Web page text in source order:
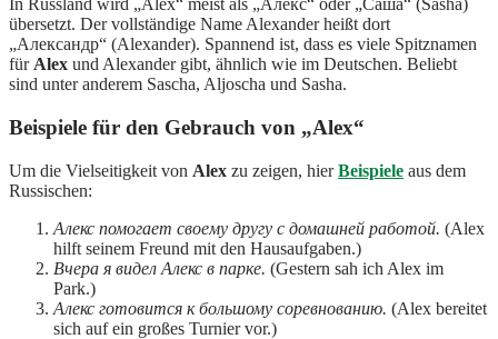
In Russland wird „Alex“ meist als „Алекс“ oder „Саша“ (Sasha)
übersetzt. Der vollständige Name Alexander heißt dort
„Александр“ (Alexander). Spannend ist, dass es viele Spitznamen
für Alex und Alexander gibt, ähnlich wie im Deutschen. Beliebt
sind unter anderem Sascha, Aljoscha und Sasha.
Beispiele für den Gebrauch von „Alex“
Um die Vielseitigkeit von Alex zu zeigen, hierBeispiele aus dem
Russischen:
Алекс помогает своему другу с домашней работой. (Alex
hilft seinem Freund mit den Hausaufgaben.)
Вчера я видел Алекс в парке. (Gestern sah ich Alex im
Park.)
Алекс готовится к большому соревнованию. (Alex bereitet
sich auf ein großes Turnier vor.)